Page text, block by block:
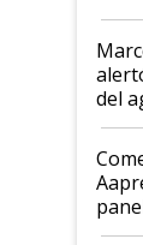
"Los
del
"No
las